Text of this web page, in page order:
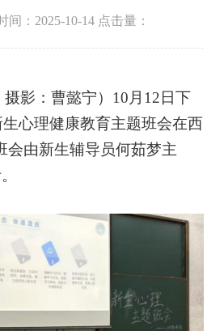
间：2025-10-14 点击量：
摄影：曹懿宁） 10月12日下
心理健康教育主题班会在西
会由新生辅导员何茹梦主